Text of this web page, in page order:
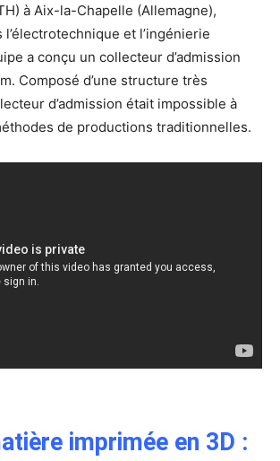
à Aix-la-Chapelle (Allemagne),
et l’ingénierie
a conçu un collecteur d’admission
Composé d’une structure très
d’admission était impossible à
de productions traditionnelles.
imprimée en 3D :